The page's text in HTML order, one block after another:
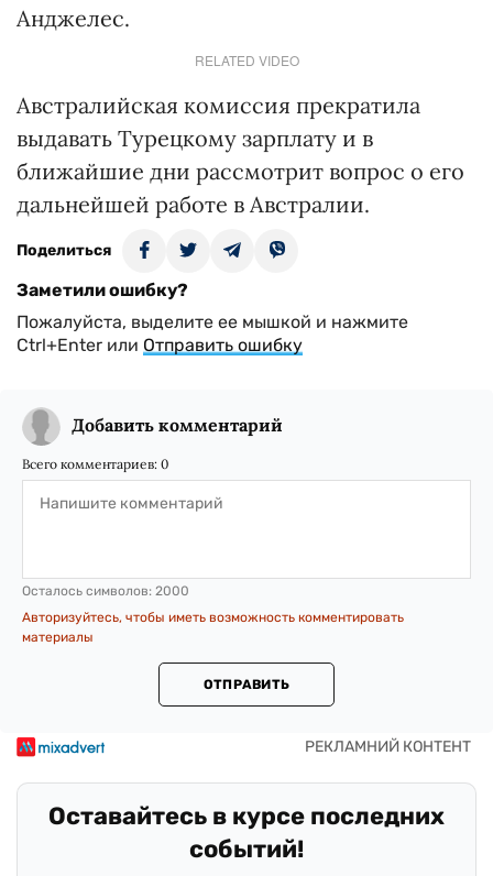
Анджелес.
RELATED VIDEO
Австралийская комиссия прекратила
выдавать Турецкому зарплату и в
ближайшие дни рассмотрит вопрос о его
дальнейшей работе в Австралии.
Поделиться
Заметили ошибку?
Пожалуйста, выделите ее мышкой и нажмите
Ctrl+Enter или Отправить ошибку
Добавить комментарий
Всего комментариев: 0
Осталось символов: 2000
Авторизуйтесь, чтобы иметь возможность комментировать
материалы
ОТПРАВИТЬ
Оставайтесь в курсе последних
событий!